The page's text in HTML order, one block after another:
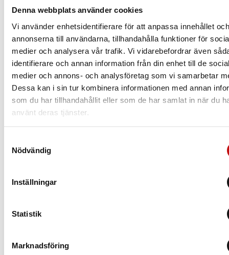
Denna webbplats använder cookies
Vi använder enhetsidentifierare för att anpassa innehållet och
annonserna till användarna, tillhandahålla funktioner för
medier och analysera vår trafik. Vi vidarebefordrar även
identifierare och annan information från din enhet till de
medier och annons- och analysföretag som vi samarbetar
Dessa kan i sin tur kombinera informationen med annan
som du har tillhandahållit eller som de har samlat in när du
använt deras tjänster.
Nödvändig
Inställningar
Statistik
Marknadsföring
borde välja beror såklart på din syn, men även
Läs mer